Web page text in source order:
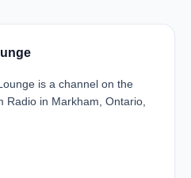
is a channel on the
Radio in Markham, Ontario,